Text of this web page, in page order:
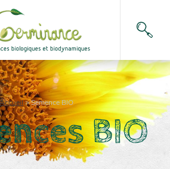
>Semence BIO
BIO